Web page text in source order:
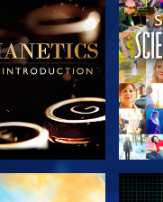
ESPLORA LE
SERIE